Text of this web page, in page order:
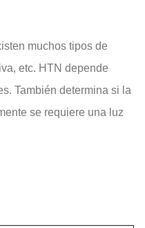
muchos tipos de
etc. HTN depende
También determina si la
se requiere una luz